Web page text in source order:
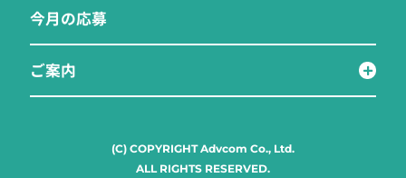
今月の応募
ご案内
(C) COPYRIGHT Advcom Co., Ltd.
ALL RIGHTS RESERVED.